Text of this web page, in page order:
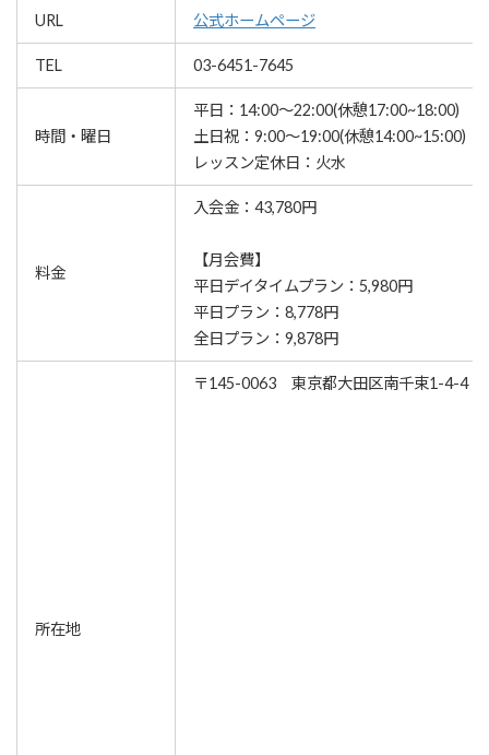
URL 公式ホームページ
TEL 03-6451-7645
時間・曜日
平日：14:00～22:00(休憩17:00~18:00)
土日祝：9:00～19:00(休憩14:00~15:00)
レッスン定休日：火水
料金
入会金：43,780円
【月会費】
平日デイタイムプラン：5,980円
平日プラン：8,778円
全日プラン：9,878円
所在地
〒145-0063 東京都大田区南千束1-4-4